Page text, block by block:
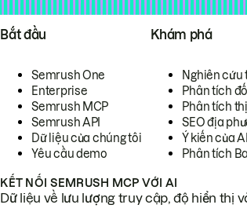
Bắt đầu
Semrush One
Enterprise
Semrush MCP
Semrush API
Dữ liệu của chúng tôi
Yêu cầu demo
Khám phá
Nghiên cứu
Phân tích
Phân tích
SEO địa
Ý kiến của
Phân tích
KẾT NỐI SEMRUSH MCP VỚI AI
Dữ liệu về lưu lượng truy cập, độ hiển thị